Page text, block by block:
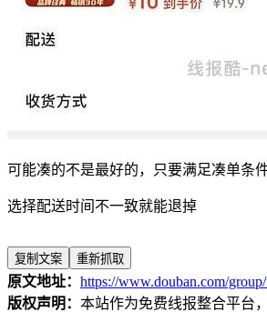
可能凑的不是最好的，只要满足凑单条
选择配送时间不一致就能退掉
复制文案 重新抓取
原文地址： https://www.douban.com/
版权声明： 本站作为免费线报整合平台